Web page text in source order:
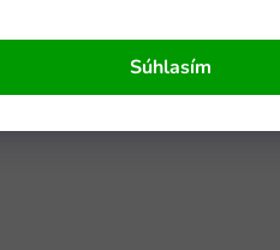
Súhlasím